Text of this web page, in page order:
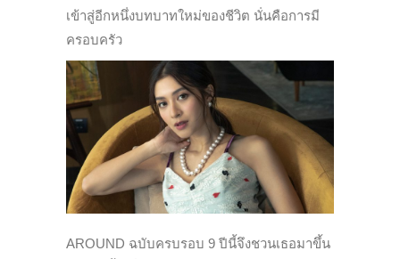
เข้าสู่อีกหนึ่งบทบาทใหม่ของชีวิต นั่นคือการมี
ครอบครัว
AROUND ฉบับครบรอบ 9 ปีนี้จึงชวนเธอมาขึ้น